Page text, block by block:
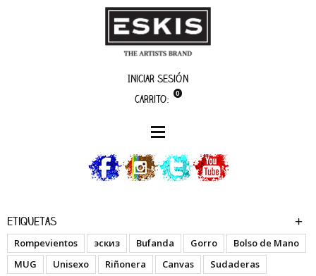
Iniciar sesión
Carrito:
0
boutique
Etiquetas
Rompevientos эскиз Bufanda Gorro
Bolso de Mano
MUG
Unisexo Riñonera Canvas
Sudaderas